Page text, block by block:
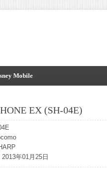
Mobile
EX (SH-04E)
2013年01月25日